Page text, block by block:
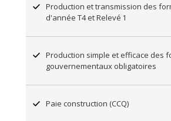
Production et transmission des
d'année T4 et Relevé 1
Production simple et efficace des
gouvernementaux obligatoires
Paie construction (CCQ)